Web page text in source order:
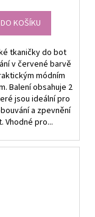
DO KOŠÍKU
tkaničky do bot
v červené barvě
módním
Balení obsahuje 2
jsou ideální pro
a zpevnění
Vhodné pro...